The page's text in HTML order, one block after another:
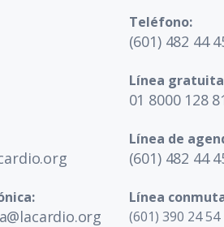
Teléfono:
(601) 482 44
Línea
01 8000 128
Línea de
(601) 482 44
Línea
(601) 390 24 54